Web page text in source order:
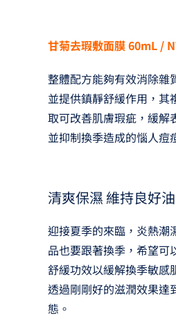
甘菊去瑕敷面膜 60mL /
整體配方能夠有效消除雜
並提供鎮靜舒緩作用，其
取可改善肌膚瑕疵，緩解
並抑制換季造成的惱人痘
清爽保濕 維持良好
迎接夏季的來臨，炎熱潮
品也要跟著換季，希望可
舒緩功效以緩解換季敏感
透過剛剛好的滋潤效果達
態。